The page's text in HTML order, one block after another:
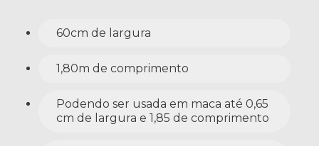
60cm de largura
1,80m de comprimento
Podendo ser usada em maca até 0,65
cm de largura e 1,85 de comprimento